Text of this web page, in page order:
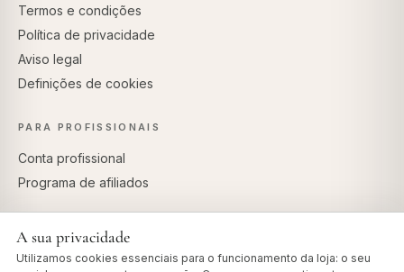
Termos e condições
Política de privacidade
Aviso legal
Definições de cookies
PARA PROFISSIONAIS
Conta profissional
Programa de afiliados
PAGAMENTOS SEGUROS
A sua privacidade
Utilizamos cookies essenciais para o funcionamento da loja: o seu